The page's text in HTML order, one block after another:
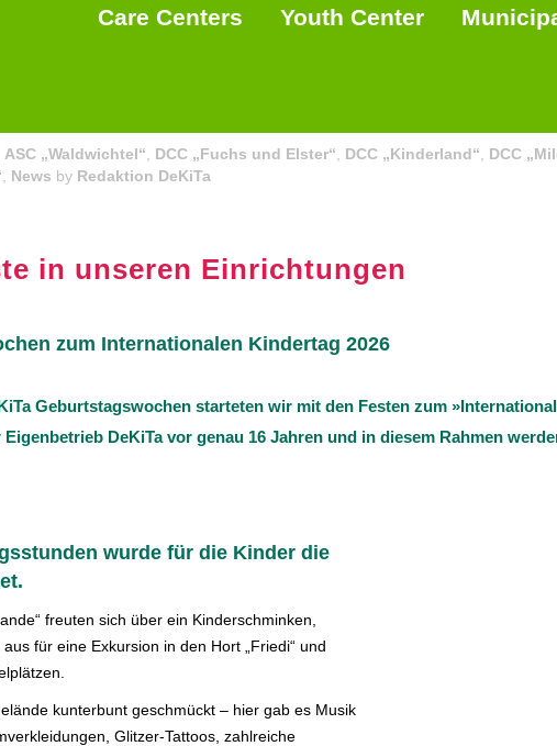
Care Centers Youth Center
ASC „Waldwichtel“ DCC „Fuchs und Elster“ DCC „Kinderland“ DCC
News by Redaktion DeKiTa
in unseren Einrichtungen
zum Internationalen Kindertag 2026
Geburtstagswochen starteten wir mit den Festen zum
DeKiTa vor genau 16 Jahren und in diesem Rahmen
wurde für die Kinder die
freuten sich über ein Kinderschminken,
für eine Exkursion in den Hort „Friedi“ und
kunterbunt geschmückt – hier gab es Musik
Glitzer-Tattoos, zahlreiche